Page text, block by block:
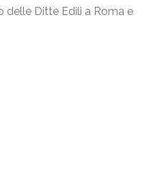
delle Ditte Edili a Roma e